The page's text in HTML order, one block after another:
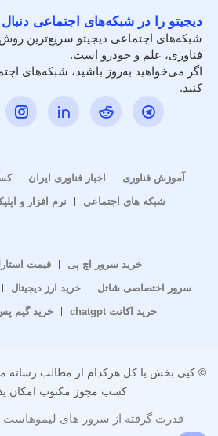
دیجیتو را در شبکه‌های اجتماعی دنبال
شبکه‌های اجتماعی دیجیتو سریع‌ترین
فناوری، علم و خودرو است.
اگر می‌خواهید به‌روز باشید، شبکه‌های
کنید.
آموزش فناوری اخبار فناوری ایران
شبکه های اجتماعی
نرم افزار و
خرید سرور اچ پی
قیمت
سرور اختصاصی شاتل
خرید ارز دیجیتال
خرید اکانت chatgpt
خرید گیم
© کپی بخش یا کل هرکدام از مطالب رسانه
کسب مجوز مکتوب امکان
قدرت گرفته از سرور های لیموهاست